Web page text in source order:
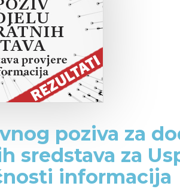
poziva za
sredstava za
informacija